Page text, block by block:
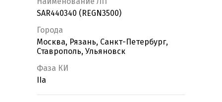
SAR440340 (REGN3500)
Города
Москва, Рязань, Санкт-Петербург,
Ставрополь, Ульяновск
Фаза КИ
IIa